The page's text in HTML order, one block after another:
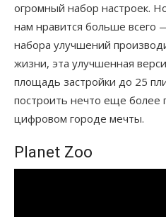
огромный набор настроек.
нам нравится больше всего
набора улучшений
жизни, эта улучшенная
площадь застройки до 25
построить нечто еще более
цифровом городе мечты.
Planet Zoo